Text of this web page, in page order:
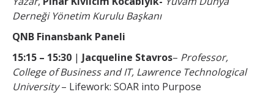
Derneği Yönetim Kurulu Başkanı
QNB Finansbank Paneli
15:15 – 15:30 | Jacqueline Stavros– Professor,
College of Business and IT, Lawrence Technological
University– Lifework: SOAR into Purpose